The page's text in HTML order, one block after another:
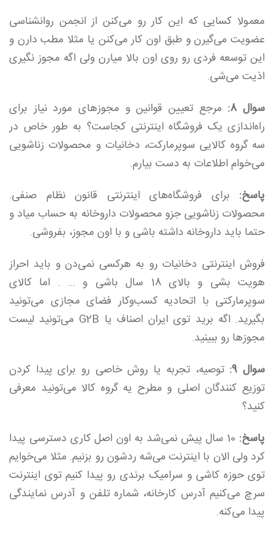
معمولا کسایی که این کار رو می‌کنن از انجمن روانشناسی
عضویت می‌گیرن و طبق اون کار می‌کنن یا مثلا مطب دارن و
این توسعه فردی رو روی اون بالا میارن ولی اگه مجوز نگیری
اذیت می‌شی.
سوال 8:
مرجع تعیین قوانین و مجوزهای مورد نیاز برای
راه‌اندازی یک فروشگاه اینترنتی کجاست؟ به طور خاص در
سه گروه کالایی سوپرمارکت، دخانیات و محصولات زناشویی
می‌خوام اطلاعات به دست بیارم.
پاسخ: برای فروشگاه‌های اینترنتی قانون نظام صنفی.
محصولات زناشویی جزو محصولات داروخانه به حساب میاد و
حتما باید داروخانه داشته باشی و با اون مجوز، بفروشی.
فروش اینترنتی دخانیات رو به هرکسی نمی‌دن و باید احراز
هویت بشی و بالای 18 سال باشی و ... . اما کالای
سوپرمارکتی با اتحادیه کسب‌وکار فضای مجازی می‌تونید
بگیرید. اگه برید توی ایران اصناف یا G2B می‌تونید لیست
مجوزها رو ببینید.
سوال 9:
توصیه، تجربه یا روش خاصی رو برای پیدا کردن
توزیع کنندگان اصلی و مطرح یه گروه کالا می‌تونید معرفی
کنید؟
پاسخ:
10 سال پیش نمی‌شد به اون اصل کاری دسترسی پیدا
کرد ولی الان با اینترنت می‌شه ردشون رو بزنیم. مثلا می‌خوایم
توی حوزه کاشی و سرامیک برندی رو پیدا کنیم توی اینترنت
سرچ می‌کنیم آدرس کارخانه، شماره تلفن و آدرس نمایندگی
پیدا می‌کنه.